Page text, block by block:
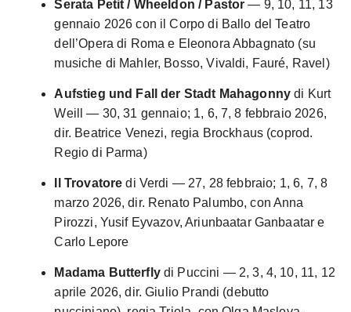
Serata Petit / Wheeldon / Pastor — 9, 10, 11, 13
gennaio 2026 con il Corpo di Ballo del Teatro
dell’Opera di Roma e Eleonora Abbagnato (su
musiche di Mahler, Bosso, Vivaldi, Fauré, Ravel)
Aufstieg und Fall der Stadt Mahagonny di Kurt
Weill — 30, 31 gennaio; 1, 6, 7, 8 febbraio 2026,
dir. Beatrice Venezi, regia Brockhaus (coprod.
Regio di Parma)
Il Trovatore di Verdi — 27, 28 febbraio; 1, 6, 7, 8
marzo 2026, dir. Renato Palumbo, con Anna
Pirozzi, Yusif Eyvazov, Ariunbaatar Ganbaatar e
Carlo Lepore
Madama Butterflydi Puccini — 2, 3, 4, 10, 11, 12
aprile 2026, dir. Giulio Prandi (debutto